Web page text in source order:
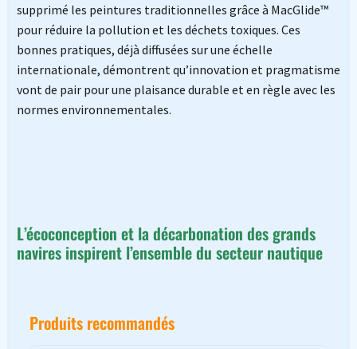
supprimé les peintures traditionnelles grâce à MacGlide™
pour réduire la pollution et les déchets toxiques. Ces
bonnes pratiques, déjà diffusées sur une échelle
internationale, démontrent qu’innovation et pragmatisme
vont de pair pour une plaisance durable et en règle avec les
normes environnementales.
L’écoconception et la décarbonation des grands
navires inspirent l’ensemble du secteur nautique
Produits recommandés